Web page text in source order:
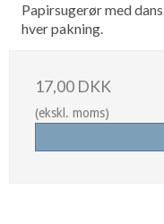
Papirsugerør med
hver pakning.
17,00 DKK
(ekskl. moms)